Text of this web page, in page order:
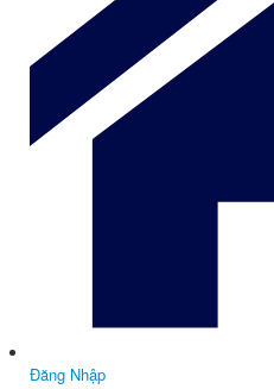
Đăng Nhập